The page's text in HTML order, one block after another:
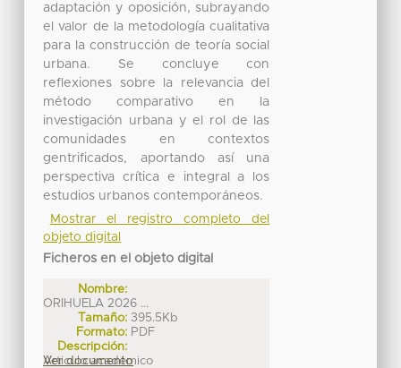
adaptación y oposición, subrayando
el valor de la metodología cualitativa
para la construcción de teoría social
urbana. Se concluye con
reflexiones sobre la relevancia del
método comparativo en la
investigación urbana y el rol de las
comunidades en contextos
gentrificados, aportando así una
perspectiva crítica e integral a los
estudios urbanos contemporáneos.
Mostrar el registro completo del
objeto digital
Ficheros en el objeto digital
Nombre:
ORIHUELA 2026 ...
Tamaño: 395.5Kb
Formato: PDF
Descripción:
Articulo académico
Ver documento